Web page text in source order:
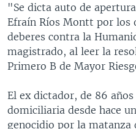
"Se dicta auto de
Efraín Ríos Montt por los
deberes contra la
magistrado, al leer la
Primero B de Mayor
El ex dictador, de 86
domiciliaria desde hace
genocidio por la matanza